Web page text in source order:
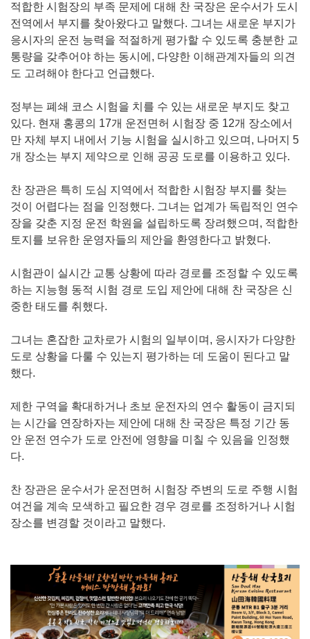
적합한 시험장의 부족 문제에 대해 찬 국장은 운수서가 도시
전역에서 부지를 찾아왔다고 말했다. 그녀는 새로운 부지가
응시자의 운전 능력을 적절하게 평가할 수 있도록 충분한 교
통량을 갖추어야 하는 동시에, 다양한 이해관계자들의 의견
도 고려해야 한다고 언급했다.
정부는 폐쇄 코스 시험을 치를 수 있는 새로운 부지도 찾고
있다. 현재 홍콩의 17개 운전면허 시험장 중 12개 장소에서
만 자체 부지 내에서 기능 시험을 실시하고 있으며, 나머지 5
개 장소는 부지 제약으로 인해 공공 도로를 이용하고 있다.
찬 장관은 특히 도심 지역에서 적합한 시험장 부지를 찾는
것이 어렵다는 점을 인정했다. 그녀는 업계가 독립적인 연수
장을 갖춘 지정 운전 학원을 설립하도록 장려했으며, 적합한
토지를 보유한 운영자들의 제안을 환영한다고 밝혔다.
시험관이 실시간 교통 상황에 따라 경로를 조정할 수 있도록
하는 지능형 동적 시험 경로 도입 제안에 대해 찬 국장은 신
중한 태도를 취했다.
그녀는 혼잡한 교차로가 시험의 일부이며, 응시자가 다양한
도로 상황을 다룰 수 있는지 평가하는 데 도움이 된다고 말
했다.
제한 구역을 확대하거나 초보 운전자의 연수 활동이 금지되
는 시간을 연장하자는 제안에 대해 찬 국장은 특정 기간 동
안 운전 연수가 도로 안전에 영향을 미칠 수 있음을 인정했
다.
찬 장관은 운수서가 운전면허 시험장 주변의 도로 주행 시험
여건을 계속 모색하고 필요한 경우 경로를 조정하거나 시험
장소를 변경할 것이라고 말했다.